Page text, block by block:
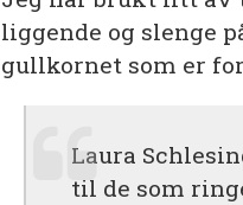
liggende og slenge
gullkornet som er
Laura
til de som